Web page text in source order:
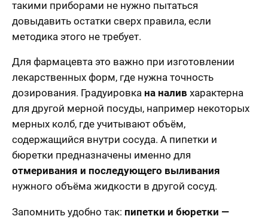
такими приборами не нужно пытаться
довыдавить остатки сверх правила, если
методика этого не требует.
Для фармацевта это важно при изготовлении
лекарственных форм, где нужна точность
дозирования. Градуировка на налив характерна
для другой мерной посуды, например некоторых
мерных колб, где учитывают объём,
содержащийся внутри сосуда. А пипетки и
бюретки предназначены именно для
отмеривания и последующего выливания
нужного объёма жидкости в другой сосуд.
Запомнить удобно так: пипетки и бюретки —